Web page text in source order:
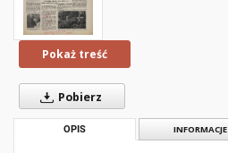
Pokaż treść
Pobierz
OPIS INFORMACJE